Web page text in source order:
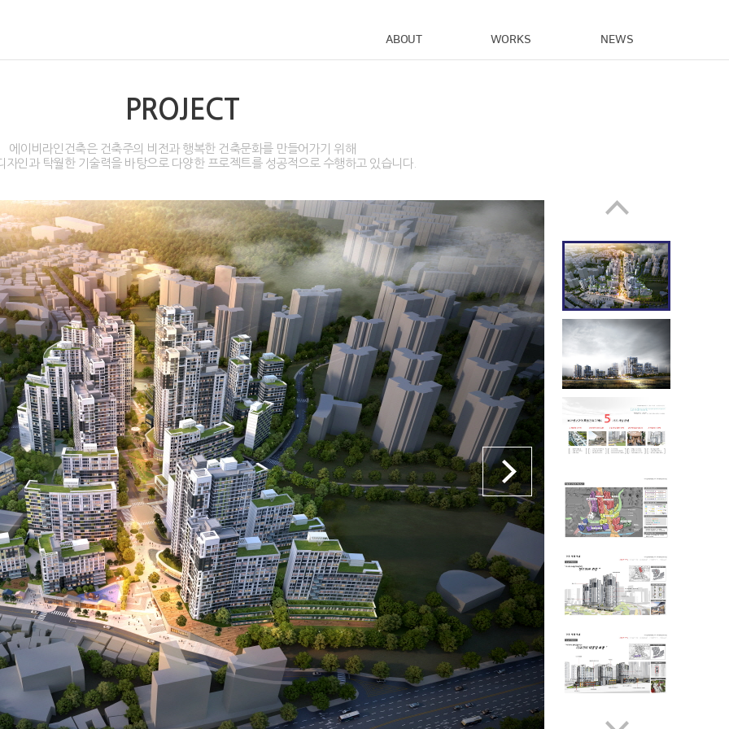
ABOUT WORKS NEWS
PROJECT
에이비라인건축은 건축주의 비전과 행복한 건축문화를 만들어가기 위해
자인과 탁월한 기술력을 바탕으로 다양한 프로젝트를 성공적으로 수행하고 있습니다.